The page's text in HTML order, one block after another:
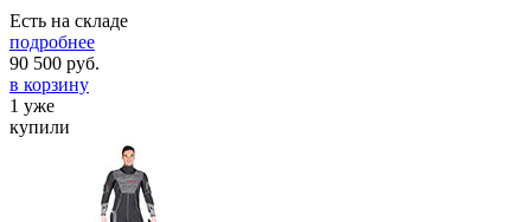
Есть на складе
подробнее
90 500 руб.
в корзину
1 уже
купили